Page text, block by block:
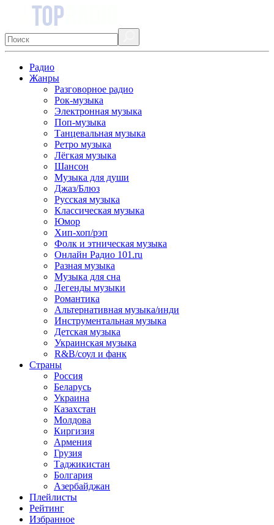
Радио
Жанры
Разговорное радио
Рок-музыка
Электронная музыка
Поп-музыка
Танцевальная музыка
Ретро музыка
Лёгкая музыка
Шансон
Музыка для души
Джаз/Блюз
Русская музыка
Классическая музыка
Юмор
Хип-хоп/рэп
Фолк и этническая музыка
Онлайн Радио 101.ru
Разная музыка
Музыка для сна
Легенды музыки
Романтика
Альтернативная музыка/инди
Инструментальная музыка
Детская музыка
Украинская музыка
R&B/cоул и фанк
Страны
Россия
Беларусь
Украина
Казахстан
Молдова
Киргизия
Армения
Грузия
Таджикистан
Болгария
Азербайджан
Плейлисты
Рейтинг
Избранное